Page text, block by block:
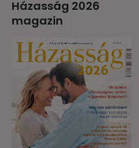
Házasság 2026
magazin